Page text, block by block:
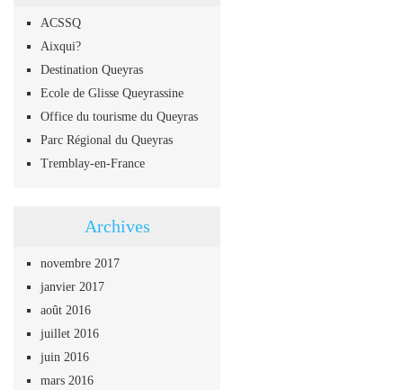
ACSSQ
Aixqui?
Destination Queyras
Ecole de Glisse Queyrassine
Office du tourisme du Queyras
Parc Régional du Queyras
Tremblay-en-France
Archives
novembre 2017
janvier 2017
août 2016
juillet 2016
juin 2016
mars 2016